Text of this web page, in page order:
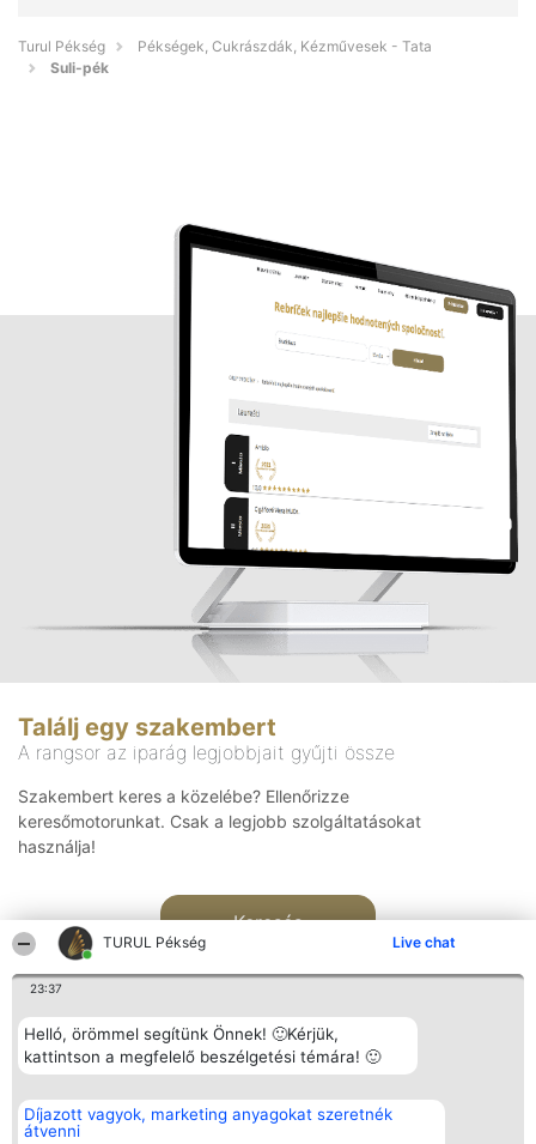
TURUL Pékség Live chat
23:37
Helló, örömmel segítünk Önnek! 🙂Kérjük,
kattintson a megfelelő beszélgetési témára! 🙂
Díjazott vagyok, marketing anyagokat szeretnék
átvenni
Turul Pékség
Pékségek, Cukrászdák, Kézművesek - Tata
Suli-pék
Találj egy szakembert
A rangsor az iparág legjobbjait gyűjti össze
Szakembert keres a közelébe? Ellenőrizze
keresőmotorunkat. Csak a legjobb szolgáltatásokat
használja!
Keresés
Rangsorszervező
SC Beautiful Company S.R.L.
Bulevardul Aleea Timișul De
Népszavazás
Nyertesek
Elérhetőség
Elérhetőség